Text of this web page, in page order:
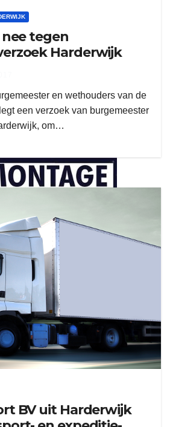
tegen
Harderwijk
en wethouders van de
een verzoek van burgemeester
om…
BV uit Harderwijk